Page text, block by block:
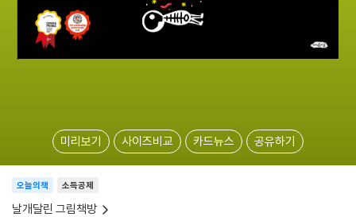
미리보기 사이즈비교 카드뉴스 공유하기
소득공제
오늘의책
날개달린 그림책방